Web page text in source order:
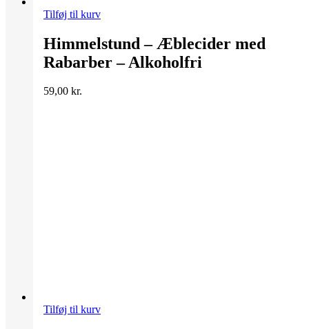
Tilføj til kurv
Himmelstund – Æblecider med
Rabarber – Alkoholfri
59,00 kr.
Tilføj til kurv